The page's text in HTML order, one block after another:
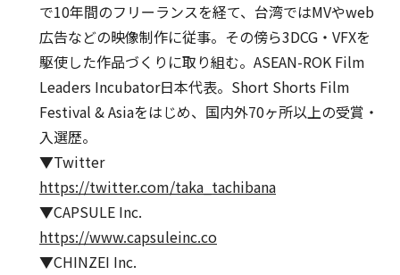
で10年間のフリーランスを経て、台湾ではMVやweb
広告などの映像制作に従事。その傍ら3DCG・VFXを
駆使した作品づくりに取り組む。ASEAN-ROK Film
Leaders Incubator日本代表。Short Shorts Film
Festival & Asiaをはじめ、国内外70ヶ所以上の受賞・
入選歴。
▼Twitter
https://twitter.com/taka_tachibana
▼CAPSULE Inc.
https://www.capsuleinc.co
▼CHINZEI Inc.